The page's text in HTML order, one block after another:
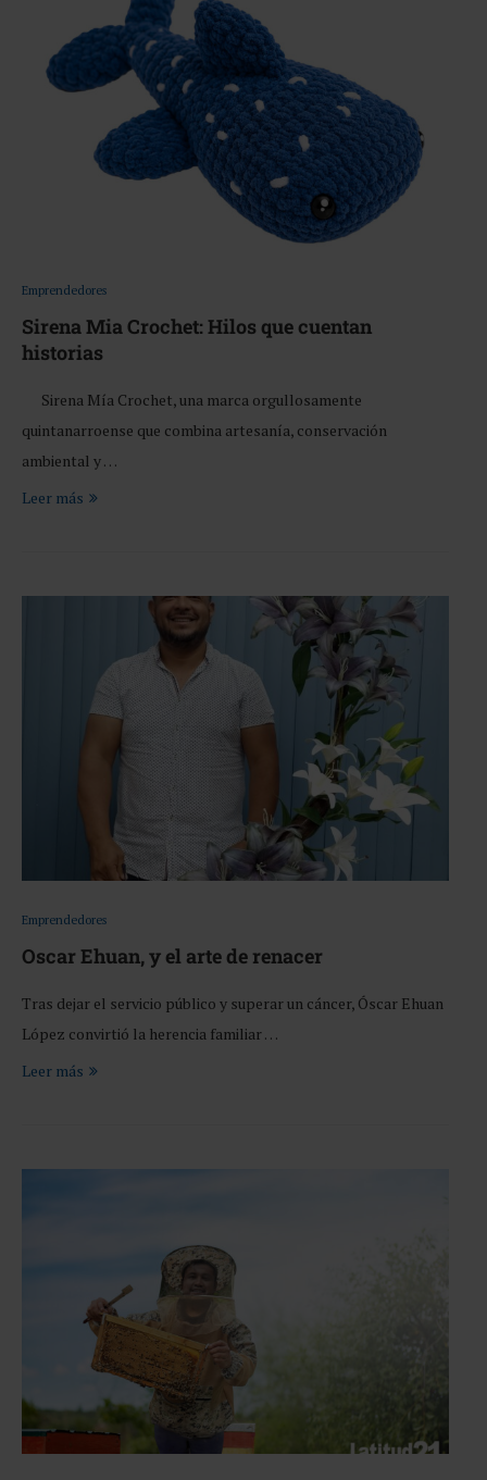
Emprendedores
Sirena Mia Crochet: Hilos que cuentan
historias
Sirena Mía Crochet, una marca orgullosamente
quintanarroense que combina artesanía, conservación
ambiental y …
Leer más
Emprendedores
Oscar Ehuan, y el arte de renacer
Tras dejar el servicio público y superar un cáncer, Óscar Ehuan
López convirtió la herencia familiar …
Leer más